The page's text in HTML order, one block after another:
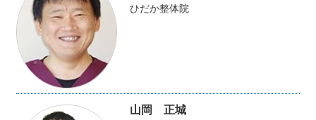
ひだか整体院
山岡 正城